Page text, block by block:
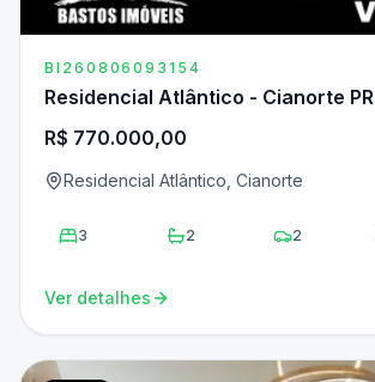
BI260806093154
Residencial Atlântico - Cianorte PR
R$ 770.000,00
Residencial Atlântico, Cianorte
3 2 2
Ver detalhes